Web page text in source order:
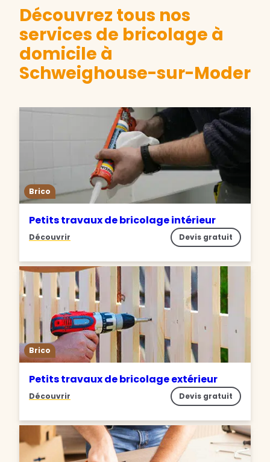
Découvrez tous nos
services de bricolage à
domicile à
Schweighouse-sur-Moder
Brico
Petits travaux de bricolage intérieur
Découvrir Devis gratuit
Brico
Petits travaux de bricolage extérieur
Découvrir Devis gratuit